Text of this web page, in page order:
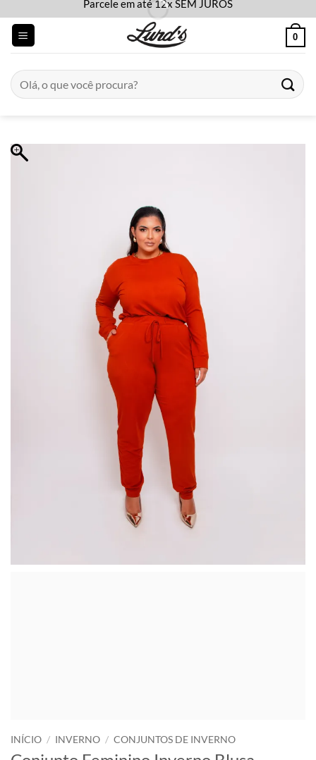
content
Parcele em até 12x SEM JUROS
0
Pesquisar
por:
INÍCIO / INVERNO / CONJUNTOS DE INVERNO